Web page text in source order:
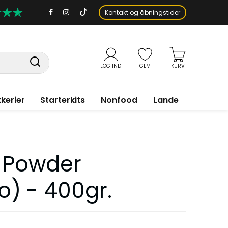
Kontakt og åbningstider
LOG IND GEM KURV
Starterkits Nonfood Lande
- 400gr.